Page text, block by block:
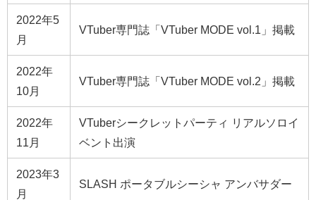
2022年5
月
VTuber専門誌「VTuber MODE vol.1」掲載
2022年
10月
VTuber専門誌「VTuber MODE vol.2」掲載
2022年
11月
VTuberシークレットパーティ リアルソロイ
ベント出演
2023年3
月
SLASH ポータブルシーシャ アンバサダー